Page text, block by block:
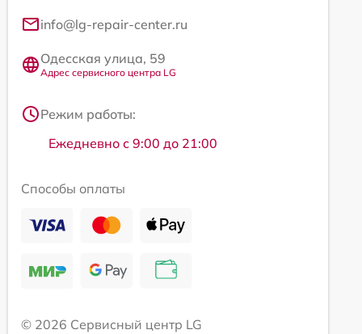
info@lg-repair-center.ru
Одесская улица, 59
Адрес сервисного центра LG
Режим работы:
Ежедневно с 9:00 до 21:00
Способы оплаты
© 2026 Сервисный центр LG